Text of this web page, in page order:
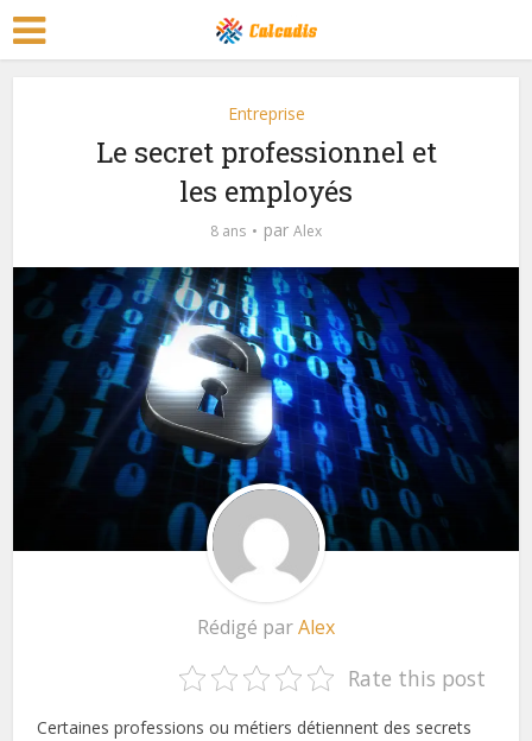
Entreprise
Le secret professionnel et
les employés
8 ans par Alex
Rédigé parAlex
Rate this post
Certaines professions ou métiers détiennent des secrets